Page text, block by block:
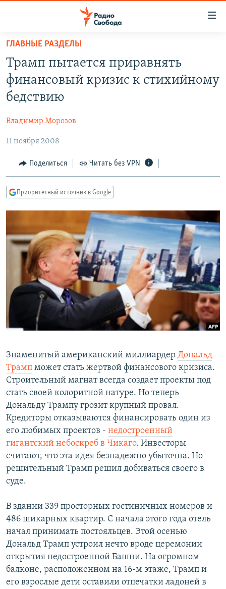
упрощенного
доступа
Вернуться
основному
Вернутся
навигации
Вернутся
поиску
ПОДКАСТЫ
АВТОРСКИЕ ПРОЕКТЫ
МНЕНИЯ
КУЛЬТУРА
IDEL.РЕАЛИИ
СЕВЕР.РЕАЛИИ
РАСПИСАНИЕ ВЕЩАНИЯ
ПОДПИШИТЕСЬ НА РАССЫЛКУ
СОЦИАЛЬНЫЕ СЕТИ
Все сайты РСЕ/РС
ГЛАВНЫЕ РАЗДЕЛЫ
Трамп пытается приравнять
финансовый кризис к стихийному
бедствию
Владимир Морозов
11 ноября 2008
Поделиться Читать без VPN
Приоритетный источник в Google
Знаменитый американский миллиардер Дональд
Трамп может стать жертвой финансового кризиса.
Строительный магнат всегда создает проекты под
стать своей колоритной натуре. Но теперь
Дональду Трампу грозит крупный провал.
Кредиторы отказываются финансировать один из
его любимых проектов - недостроенный
гигантский небоскреб в Чикаго. Инвесторы
считают, что эта идея безнадежно убыточна. Но
решительный Трамп решил добиваться своего в
суде.
В здании 339 просторных гостиничных номеров и
486 шикарных квартир. С начала этого года отель
начал принимать постояльцев. Этой осенью
Дональд Трамп устроил нечто вроде церемонии
открытия недостроенной Башни. На огромном
балконе, расположенном на 16-м этаже, Трамп и
его взрослые дети оставили отпечатки ладоней в